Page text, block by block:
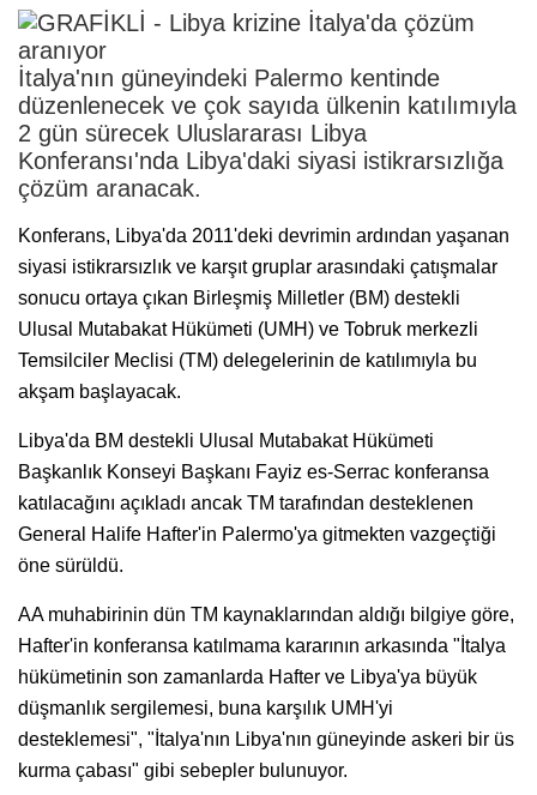
İtalya'nın güneyindeki Palermo kentinde
düzenlenecek ve çok sayıda ülkenin katılımıyla
2 gün sürecek Uluslararası Libya
Konferansı'nda Libya'daki siyasi istikrarsızlığa
çözüm aranacak.
Konferans, Libya'da 2011'deki devrimin ardından yaşanan
siyasi istikrarsızlık ve karşıt gruplar arasındaki çatışmalar
sonucu ortaya çıkan Birleşmiş Milletler (BM) destekli
Ulusal Mutabakat Hükümeti (UMH) ve Tobruk merkezli
Temsilciler Meclisi (TM) delegelerinin de katılımıyla bu
akşam başlayacak.
Libya'da BM destekli Ulusal Mutabakat Hükümeti
Başkanlık Konseyi Başkanı Fayiz es-Serrac konferansa
katılacağını açıkladı ancak TM tarafından desteklenen
General Halife Hafter'in Palermo'ya gitmekten vazgeçtiği
öne sürüldü.
AA muhabirinin dün TM kaynaklarından aldığı bilgiye göre,
Hafter'in konferansa katılmama kararının arkasında "İtalya
hükümetinin son zamanlarda Hafter ve Libya'ya büyük
düşmanlık sergilemesi, buna karşılık UMH'yi
desteklemesi", "İtalya'nın Libya'nın güneyinde askeri bir üs
kurma çabası" gibi sebepler bulunuyor.